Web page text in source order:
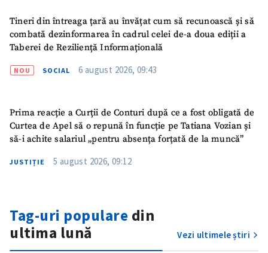
Tineri din întreaga țară au învățat cum să recunoască și să
combată dezinformarea în cadrul celei de-a doua ediții a
Taberei de Reziliență Informațională
NOU SOCIAL 6 august 2026, 09:43
Prima reacție a Curții de Conturi după ce a fost obligată de
Curtea de Apel să o repună în funcție pe Tatiana Vozian și
să-i achite salariul „pentru absența forțată de la muncă”
JUSTIȚIE 5 august 2026, 09:12
Tag-uri populare din
ultima lună
Vezi ultimele știri